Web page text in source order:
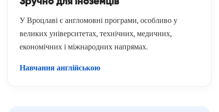
Зручно для іноземців
У Вроцлаві є англомовні програми, особливо у
великих університетах, технічних, медичних,
економічних і міжнародних напрямах.
Навчання англійською